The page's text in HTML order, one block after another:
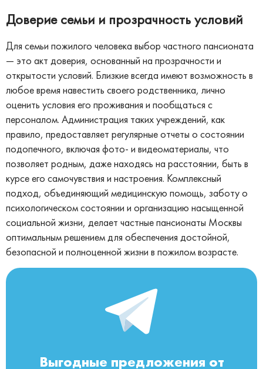
Доверие семьи и прозрачность условий
Для семьи пожилого человека выбор частного пансионата
— это акт доверия, основанный на прозрачности и
открытости условий. Близкие всегда имеют возможность в
любое время навестить своего родственника, лично
оценить условия его проживания и пообщаться с
персоналом. Администрация таких учреждений, как
правило, предоставляет регулярные отчеты о состоянии
подопечного, включая фото- и видеоматериалы, что
позволяет родным, даже находясь на расстоянии, быть в
курсе его самочувствия и настроения. Комплексный
подход, объединяющий медицинскую помощь, заботу о
психологическом состоянии и организацию насыщенной
социальной жизни, делает частные пансионаты Москвы
оптимальным решением для обеспечения достойной,
безопасной и полноценной жизни в пожилом возрасте.
Выгодные предложения от